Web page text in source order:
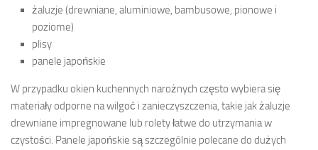
żaluzje (drewniane, aluminiowe, bambusowe, pionowe i
poziome)
plisy
panele japońskie
W przypadku okien kuchennych narożnych często wybiera się
materiały odporne na wilgoć i zanieczyszczenia, takie jak żaluzje
drewniane impregnowane lub rolety łatwe do utrzymania w
czystości. Panele japońskie są szczególnie polecane do dużych